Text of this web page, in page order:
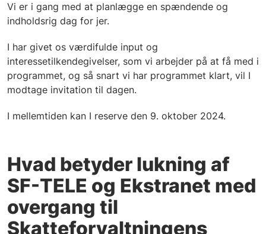
Vi er i gang med at planlægge en spændende og
indholdsrig dag for jer.
I har givet os værdifulde input og
interessetilkendegivelser, som vi arbejder på at få med i
programmet, og så snart vi har programmet klart, vil I
modtage invitation til dagen.
I mellemtiden kan I reserve den 9. oktober 2024.
Hvad betyder lukning af
SF-TELE og Ekstranet med
overgang til
Skatteforvaltningens